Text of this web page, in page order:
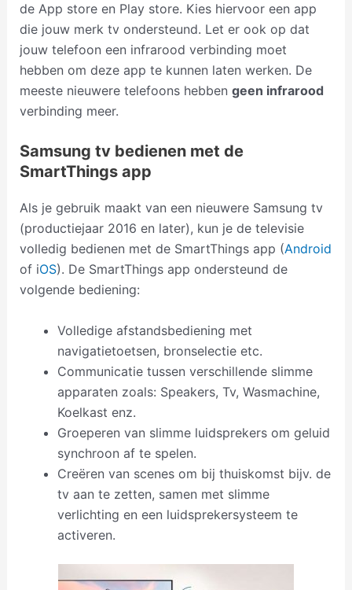
de App store en Play store. Kies hiervoor een app
die jouw merk tv ondersteund. Let er ook op dat
jouw telefoon een infrarood verbinding moet
hebben om deze app te kunnen laten werken. De
meeste nieuwere telefoons hebben geen infrarood
verbinding meer.
Samsung tv bedienen met de
SmartThings app
Als je gebruik maakt van een nieuwere Samsung tv
(productiejaar 2016 en later), kun je de televisie
volledig bedienen met de SmartThings app (Android
of iOS). De SmartThings app ondersteund de
volgende bediening:
Volledige afstandsbediening met
navigatietoetsen, bronselectie etc.
Communicatie tussen verschillende slimme
apparaten zoals: Speakers, Tv, Wasmachine,
Koelkast enz.
Groeperen van slimme luidsprekers om geluid
synchroon af te spelen.
Creëren van scenes om bij thuiskomst bijv. de
tv aan te zetten, samen met slimme
verlichting en een luidsprekersysteem te
activeren.